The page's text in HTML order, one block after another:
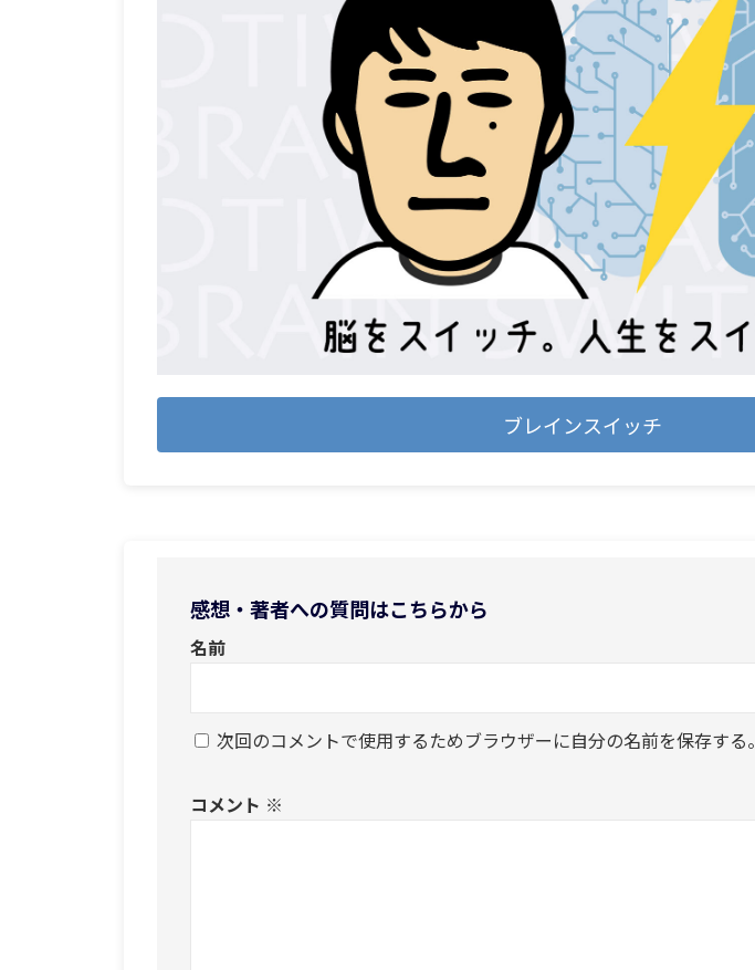
ブレインスイッチ
感想・著者への質問はこちらから
名前
次回のコメントで使用するためブラウザーに自分の名前を保存する。
コメント ※